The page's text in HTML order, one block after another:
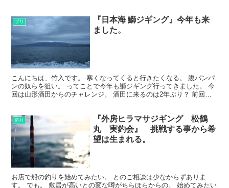
ブリ
『日本海 鰤ジギング』今年も来
ました。
こんにちは、竹入です。 寒くなってくると行きたくなる。 腹パンパ
ンの奴らを狙い。 ってことで今年も鰤ジギング行ってきました。 今
回は山形酒田からのチャレンジ。 酒田に来るのは2年ぶり？ 前回は
釣り
『外房ヒラマサジギング 松鶴
丸 実釣会』 挑戦する事から希
望は生まれる。
お店で船の釣りを始めてみたい。 とのご相談は少なからずありま
す。 でも。 敷居が高いとの変な噂がちらほらからの。 始めてみたい